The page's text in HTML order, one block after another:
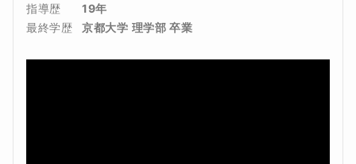
指導歴
19年
最終学歴
京都大学 理学部 卒業